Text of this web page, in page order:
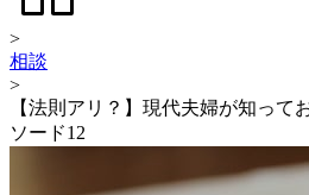
>
相談
>
【法則アリ？】現代夫婦が知って
ソード12